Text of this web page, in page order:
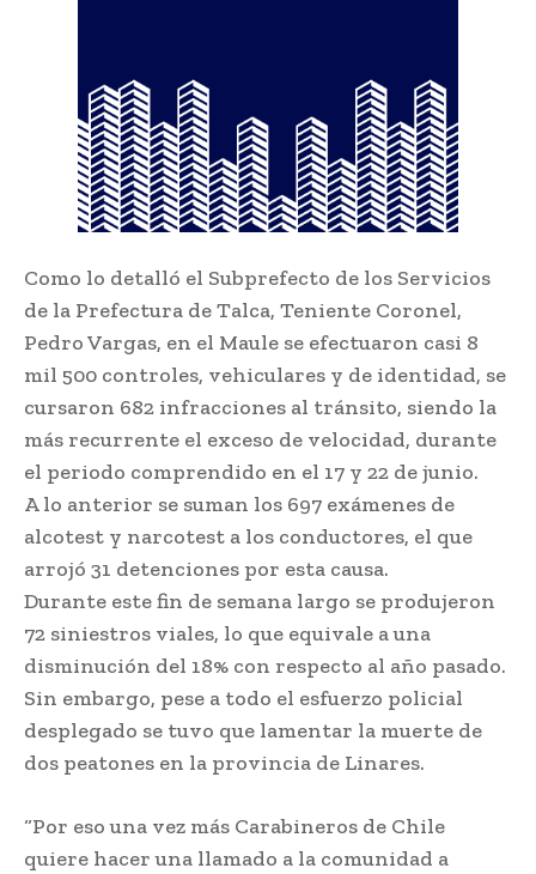
Como lo detalló el Subprefecto de los Servicios
de la Prefectura de Talca, Teniente Coronel,
Pedro Vargas, en el Maule se efectuaron casi 8
mil 500 controles, vehiculares y de identidad, se
cursaron 682 infracciones al tránsito, siendo la
más recurrente el exceso de velocidad, durante
el periodo comprendido en el 17 y 22 de junio.
A lo anterior se suman los 697 exámenes de
alcotest y narcotest a los conductores, el que
arrojó 31 detenciones por esta causa.
Durante este fin de semana largo se produjeron
72 siniestros viales, lo que equivale a una
disminución del 18% con respecto al año pasado.
Sin embargo, pese a todo el esfuerzo policial
desplegado se tuvo que lamentar la muerte de
dos peatones en la provincia de Linares.
“Por eso una vez más Carabineros de Chile
quiere hacer una llamado a la comunidad a